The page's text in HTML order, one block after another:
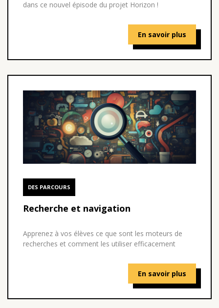
dans ce nouvel épisode du projet Horizon !
En savoir plus
DES PARCOURS
Recherche et navigation
Apprenez à vos élèves ce que sont les moteurs de
recherches et comment les utiliser efficacement
En savoir plus